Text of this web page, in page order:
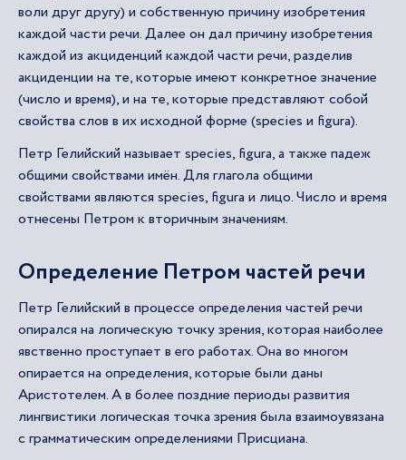
воли друг другу) и собственную причину изобретения
каждой части речи. Далее он дал причину изобретения
каждой из акциденций каждой части речи, разделив
акциденции на те, которые имеют конкретное значение
(число и время), и на те, которые представляют собой
свойства слов в их исходной форме (species и figura).
Петр Гелийский называет species, figura, а также падеж
общими свойствами имён. Для глагола общими
свойствами являются species, figura и лицо. Число и время
отнесены Петром к вторичным значениям.
Определение Петром частей речи
Петр Гелийский в процессе определения частей речи
опирался на логическую точку зрения, которая наиболее
явственно проступает в его работах. Она во многом
опирается на определения, которые были даны
Аристотелем. А в более поздние периоды развития
лингвистики логическая точка зрения была взаимоувязана
с грамматическим определениями Присциана.